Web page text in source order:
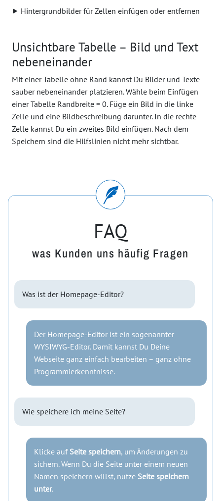
⯈ Hintergrundbilder für Zellen einfügen oder entfernen
Unsichtbare Tabelle – Bild und Text
nebeneinander
Mit einer Tabelle ohne Rand kannst Du Bilder und Texte
sauber nebeneinander platzieren. Wähle beim Einfügen
einer Tabelle Randbreite = 0. Füge ein Bild in die linke
Zelle und eine Bildbeschreibung darunter. In die rechte
Zelle kannst Du ein zweites Bild einfügen. Nach dem
Speichern sind die Hilfslinien nicht mehr sichtbar.
FAQ
was Kunden uns häufig Fragen
Was ist der Homepage-Editor?
Der Homepage-Editor ist ein sogenannter
WYSIWYG-Editor. Damit kannst Du Deine
Webseite ganz einfach bearbeiten – ganz ohne
Programmierkenntnisse.
Wie speichere ich meine Seite?
Klicke auf Seite speichern, um Änderungen zu
sichern. Wenn Du die Seite unter einem neuen
Namen speichern willst, nutze Seite speichern
unter.